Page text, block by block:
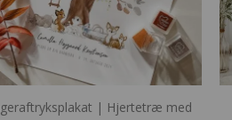
| Hjertetræ med